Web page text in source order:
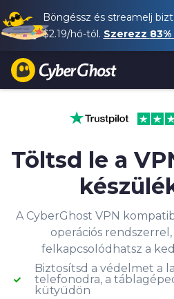
Böngéssz és streamelj
$2.19/hó-tól. Szerezz 83%
Töltsd le a
A CyberGhost VPN
operációs
felkapcsolódhatsz a
Biztosítsd a védelmet a
telefonodra, a
kütyüdön